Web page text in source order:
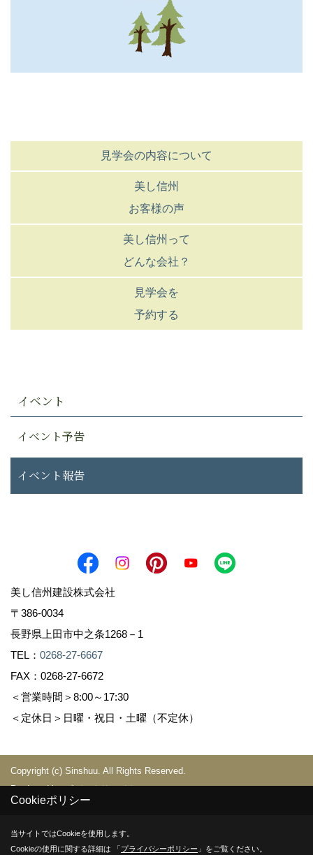
見学会の内容について
美し信州
お客様の声
美し信州って
どんな会社？
見学会を
予約する
イベント
イベント予告
イベント報告
美し信州建設株式会社
〒386-0034
長野県上田市中之条1268－1
TEL： 0268-27-6667
FAX：0268-27-6672
＜営業時間＞8:00～17:30
＜定休日＞日曜・祝日・土曜（不定休）
Copyright (c) Sinshuu. All Rights Reserved.
Produced byゴデスクリエイト
Cookieポリシー
当サイトではCookieを使用します。
Cookieの使用に関する詳細は 「プライバシーポリシー 」をご覧ください。